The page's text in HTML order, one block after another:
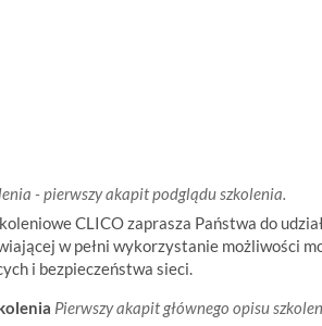
- pierwszy akapit podglądu szkolenia.
CLICO zaprasza Państwa do
w pełni wykorzystanie możliwości
i bezpieczeństwa sieci.
Pierwszy akapit głównego opisu